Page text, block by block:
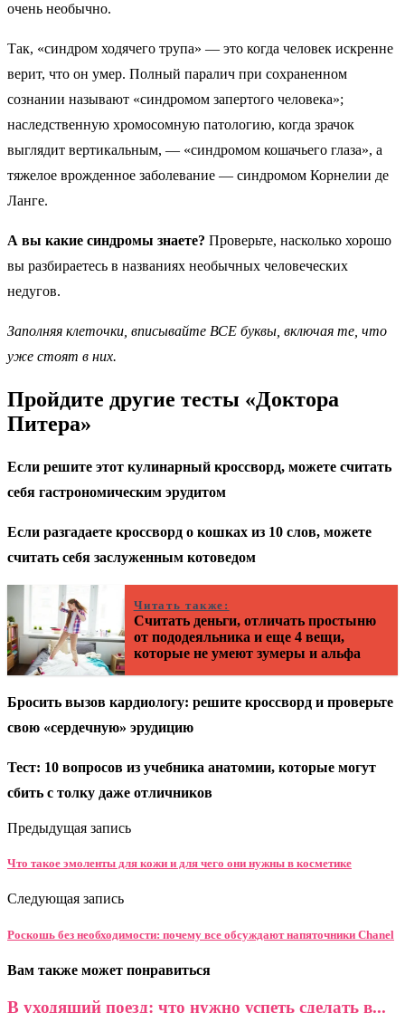
очень необычно.
Так, «синдром ходячего трупа» — это когда человек искренне
верит, что он умер. Полный паралич при сохраненном
сознании называют «синдромом запертого человека»;
наследственную хромосомную патологию, когда зрачок
выглядит вертикальным, — «синдромом кошачьего глаза», а
тяжелое врожденное заболевание — синдромом Корнелии де
Ланге.
А вы какие синдромы знаете? Проверьте, насколько хорошо
вы разбираетесь в названиях необычных человеческих
недугов.
Заполняя клеточки, вписывайте ВСЕ буквы, включая те, что
уже стоят в них.
Пройдите другие тесты «Доктора
Питера»
Если решите этот кулинарный кроссворд, можете считать
себя гастрономическим эрудитом
Если разгадаете кроссворд о кошках из 10 слов, можете
считать себя заслуженным котоведом
Читать также:
Считать деньги, отличать простыню
от пододеяльника и еще 4 вещи,
которые не умеют зумеры и альфа
Бросить вызов кардиологу: решите кроссворд и проверьте
свою «сердечную» эрудицию
Тест: 10 вопросов из учебника анатомии, которые могут
сбить с толку даже отличников
Предыдущая запись
Что такое эмоленты для кожи и для чего они нужны в косметике
Следующая запись
Роскошь без необходимости: почему все обсуждают напяточники Chanel
Вам также может понравиться
В уходящий поезд: что нужно успеть сделать в...